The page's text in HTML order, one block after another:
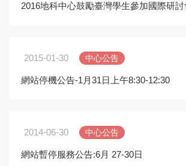
2016地科中心鼓勵臺灣學生參加國際研
2015-01-30 中心公告
網站停機公告-1月31日上午8:30-12:30
2014-06-30 中心公告
網站暫停服務公告:6月 27-30日